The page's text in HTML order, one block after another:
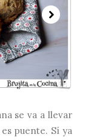
se va a llevar
puente. Sí ya